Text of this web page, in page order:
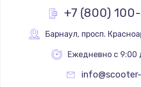
Замена реле
Замена
700 руб.
+7 (800)
Барнаул, просп.
Ежедневно с 9:00